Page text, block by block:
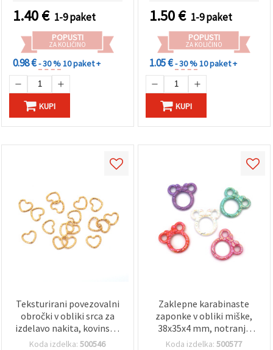
1.40€ 1-9 paket
POPUSTI
ZA KOLIČINO
0.98 €- 30 %10 paket +
KUPI
1.50€ 1-9 paket
POPUSTI
ZA KOLIČINO
1.05 €- 30 %10 paket +
KUPI
Teksturirani povezovalni
obročki v obliki srca za
izdelavo nakita, kovinska
zlitina zlate barve,
Koda izdelka:500546
Zaklepne karabinaste
zaponke v obliki miške,
38x35x4 mm, notranja
odprtina 19 mm, mavrični
Koda izdelka:500577